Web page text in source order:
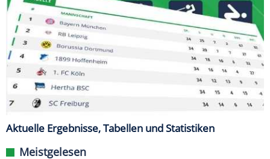
Aktuelle Ergebnisse, Tabellen und Statistiken
Meistgelesen